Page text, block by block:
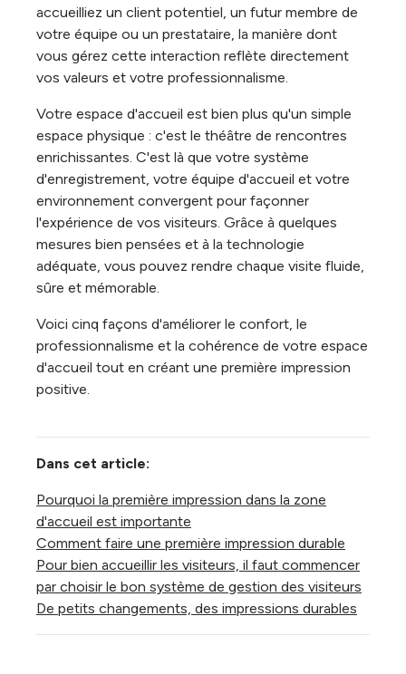
accueilliez un client potentiel, un futur membre de
votre équipe ou un prestataire, la manière dont
vous gérez cette interaction reflète directement
vos valeurs et votre professionnalisme.
Votre espace d'accueil est bien plus qu'un simple
espace physique : c'est le théâtre de rencontres
enrichissantes. C'est là que votre système
d'enregistrement, votre équipe d'accueil et votre
environnement convergent pour façonner
l'expérience de vos visiteurs. Grâce à quelques
mesures bien pensées et à la technologie
adéquate, vous pouvez rendre chaque visite fluide,
sûre et mémorable.
Voici cinq façons d'améliorer le confort, le
professionnalisme et la cohérence de votre espace
d'accueil tout en créant une première impression
positive.
Dans cet article:
Pourquoi la première impression dans la zone
d'accueil est importante
Comment faire une première impression durable
Pour bien accueillir les visiteurs, il faut commencer
par choisir le bon système de gestion des visiteurs
De petits changements, des impressions durables